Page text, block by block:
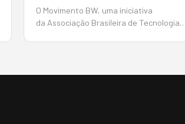
O Movimento BW, uma iniciativa
da Associação Brasileira de Tecnologia